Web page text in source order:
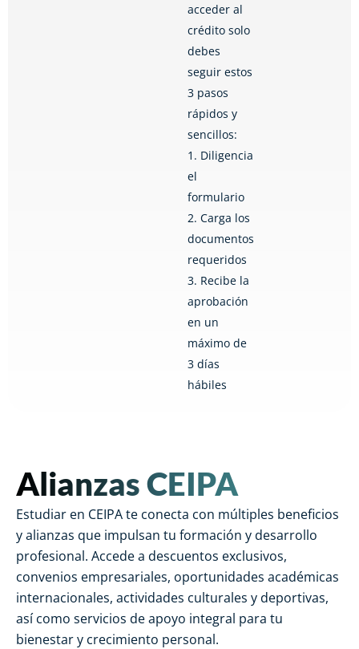
acceder al
crédito solo
debes
seguir estos
3 pasos
rápidos y
sencillos:
1. Diligencia
el
formulario
2. Carga los
documentos
requeridos
3. Recibe la
aprobación
en un
máximo de
3 días
hábiles
Alianzas CEIPA
Estudiar en CEIPA te conecta con múltiples beneficios
y alianzas que impulsan tu formación y desarrollo
profesional. Accede a descuentos exclusivos,
convenios empresariales, oportunidades académicas
internacionales, actividades culturales y deportivas,
así como servicios de apoyo integral para tu
bienestar y crecimiento personal.